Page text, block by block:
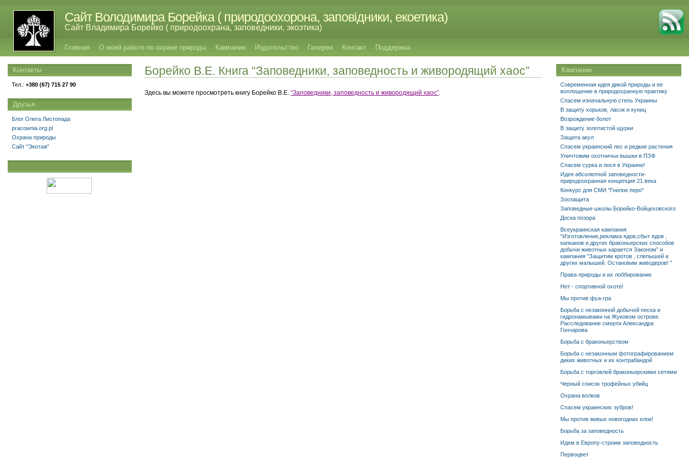
Сайт Володимира Борейка ( природоохорона, заповідники, екоетика)
Сайт Владимира Борейко ( природоохрана, заповедники, экоэтика)
Главная О моей работе по охране природы Кампании Издательство Галереи Контакт Поддержка
Боpейко В.Е. Книга “Заповедники, заповедность и живородящий хаос”
Здесь вы можете просмотреть книгу Боpейко В.Е.“Заповедники, заповедность и живородящий хаос”.
Кампании
Современная идея дикой природы и ее
воплощение в природохранную практику
Спасем изначальную степь Украины
В защиту хорьков, ласок и куниц
Возрождение болот
В защиту золотистой щурки
Защита акул
Спасем украинский лес и редкие растения
Уничтожим охотничьи вышки в ПЗФ
Спасем сурка и лося в Украине!
Идея абсолютной заповедности-
природоохранная концепция 21 века
Конкурс для СМИ "Гнилое перо"
Зоозащита
Заповедные школы Борейко-Войцеховского
Доска позора
Всеукраинская кампания
“Изготовление,реклама ядов,сбыт ядов ,
капканов и других браконьерских способов
добычи животных карается Законом” и
кампания "Защитим кротов , слепышей и
других малышей. Остановим живодеров! "
Права природы и их лоббирование
Нет - спортивной охоте!
Мы против фуа-гра
Борьба с незаконной добычей песка и
гидронамывами на Жуковом острове.
Расследование смерти Александра
Гончарова
Борьба с браконьерством
Борьба с незаконным фотографированием
диких животных и их контрабандой
Борьба с торговлей браконьерскими сетями
Черный список трофейных убийц
Охрана волков
Спасем украинских зубров!
Мы против живых новогодних елок!
Борьба за заповедность
Идем в Европу-строим заповедность
Первоцвет
Контакты
Тел.: +380 (67) 715 27 90
Друзья
Блог Олега Листопада
pracownia.org.pl
Охрана природы
Сайт "Экотаж"